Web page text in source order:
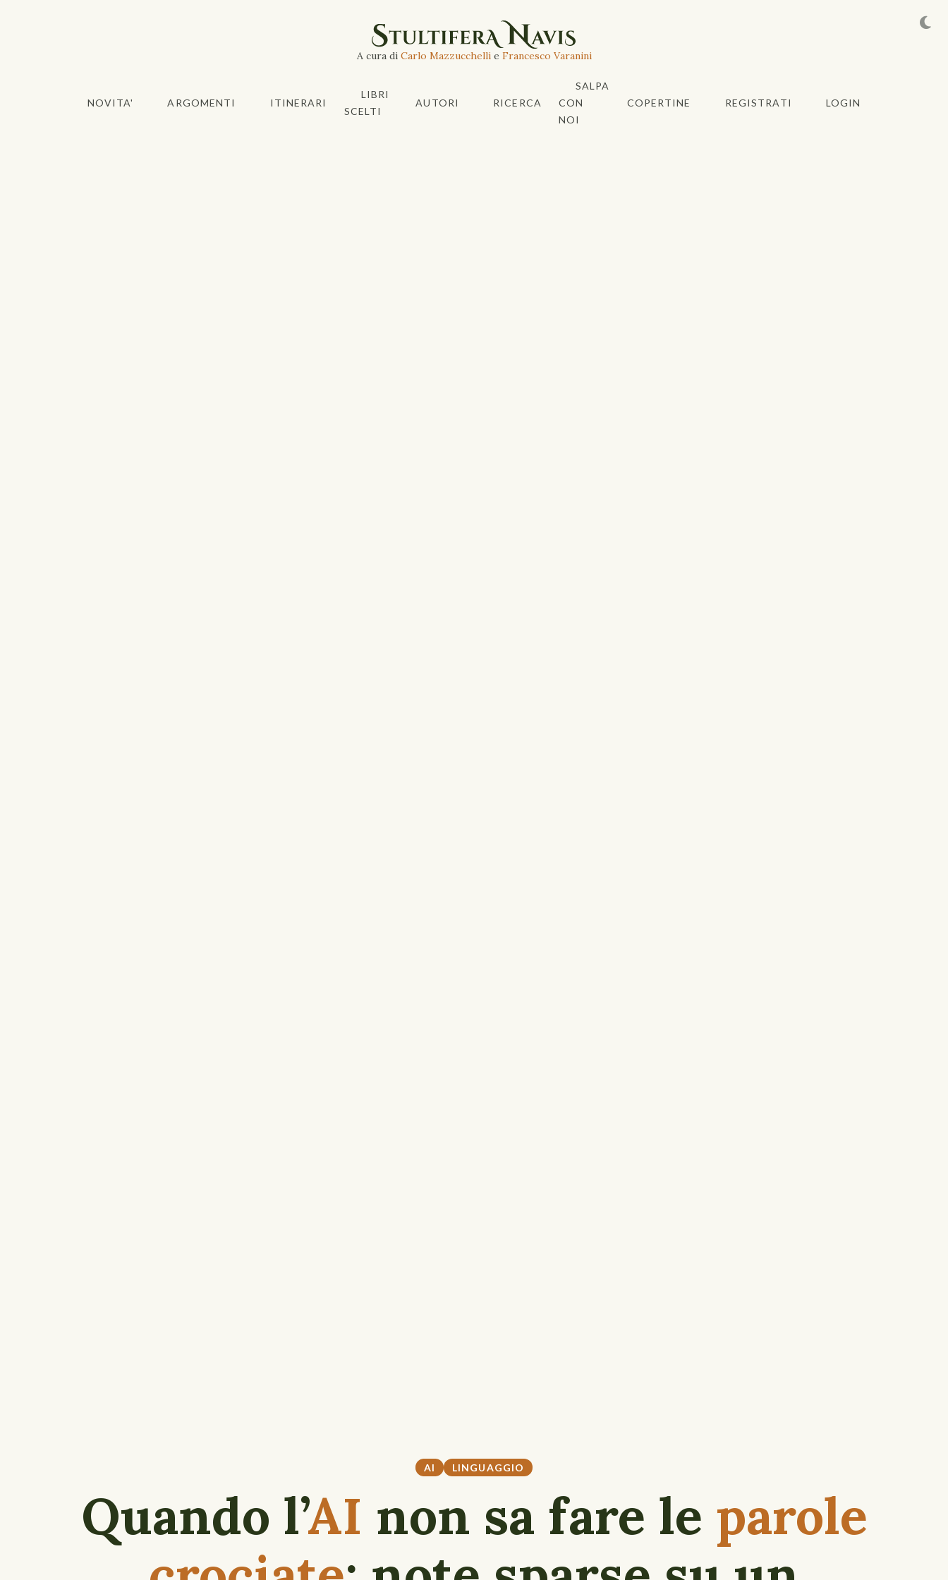
A cura di Carlo Mazzucchellie Francesco Varanini
NOVITA' ARGOMENTI ITINERARI
LIBRI
SCELTI
AUTORI RICERCA
SALPA
CON
NOI
COPERTINE REGISTRATI LOGIN
AI LINGUAGGIO
Quando l’AI non sa fare le parole